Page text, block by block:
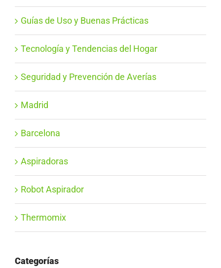
Guías de Uso y Buenas Prácticas
Tecnología y Tendencias del Hogar
Seguridad y Prevención de Averías
Madrid
Barcelona
Aspiradoras
Robot Aspirador
Thermomix
Categorías